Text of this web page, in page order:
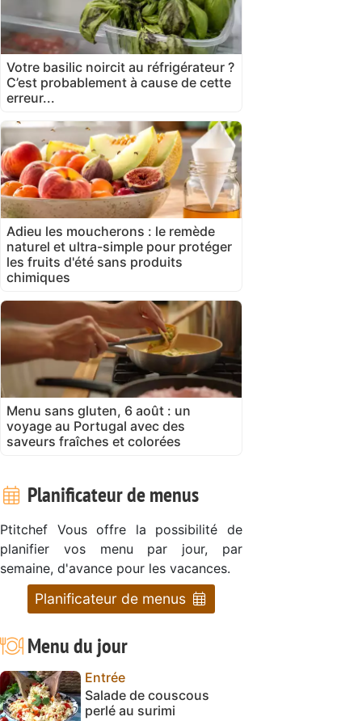
Votre basilic noircit au réfrigérateur ?
C’est probablement à cause de cette
erreur...
Adieu les moucherons : le remède
naturel et ultra-simple pour protéger
les fruits d'été sans produits
chimiques
Menu sans gluten, 6 août : un
voyage au Portugal avec des
saveurs fraîches et colorées
Planificateur de menus
Ptitchef Vous offre la possibilité de
planifier vos menu par jour, par
semaine, d'avance pour les vacances.
Planificateur de menus
Menu du jour
Entrée
Salade de couscous
perlé au surimi